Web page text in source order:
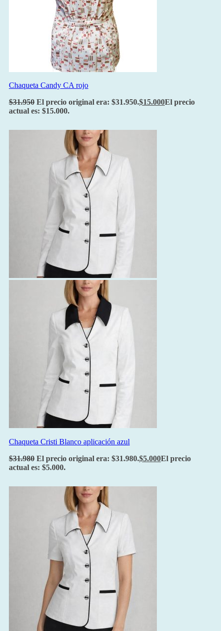
Chaqueta Candy CA rojo
$31.950 El precio original era: $31.950.$15.000El precio
actual es: $15.000.
Chaqueta Cristi Blanco aplicación azul
$31.980 El precio original era: $31.980.$5.000El precio
actual es: $5.000.